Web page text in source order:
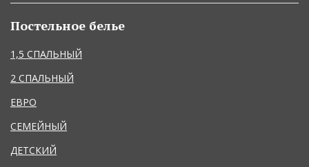
Постельное белье
1,5 СПАЛЬНЫЙ
2 СПАЛЬНЫЙ
ЕВРО
СЕМЕЙНЫЙ
ДЕТСКИЙ